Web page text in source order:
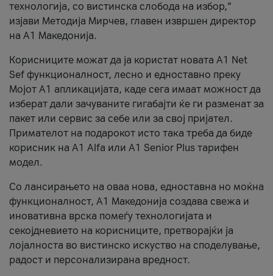
технологија, со вистинска слобода на избор,“
изјави Методија Мирчев, главен извршен директор
на А1 Македонија.
Корисниците можат да ја користат новата А1 Net
Sef функционалност, лесно и едноставно преку
Мојот А1 апликацијата, каде сега имаат можност да
изберат дали зачуваните гигабајти ќе ги разменат за
пакет или сервис за себе или за свој пријател.
Примателот на подарокот исто така треба да биде
корисник на А1 Alfa или A1 Senior Plus тарифен
модел.
Со лансирањето на оваа нова, едноставна но моќна
функционалност, А1 Македонија создава свежа и
иновативна врска помеѓу технологијата и
секојдневието на корисниците, претворајќи ја
лојалноста во вистинско искуство на споделување,
радост и персонализирана вредност.